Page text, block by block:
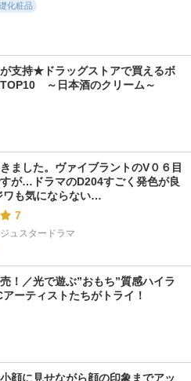
5.3
化粧品
支持★ドラッグストアで買えるボ
　～日本酒のクリーム～
ました。ヴァイブラントのV０６目
が…ドラマのD204すごく発色が良
ワも気にならない…
7
ュスタードラマ
！／光で遊ぶ”おもち”質感ハイラ
ーティストたちがトライ！
小顔に見せながら顔の印象までアッ